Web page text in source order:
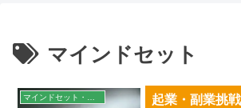
マインドセット
起業・副業挑